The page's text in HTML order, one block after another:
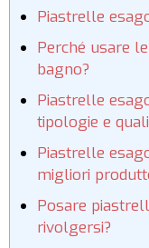
Piastrelle
Perché usare
bagno?
Piastrelle
tipologie e
Piastrelle
migliori
Posare
rivolgersi?